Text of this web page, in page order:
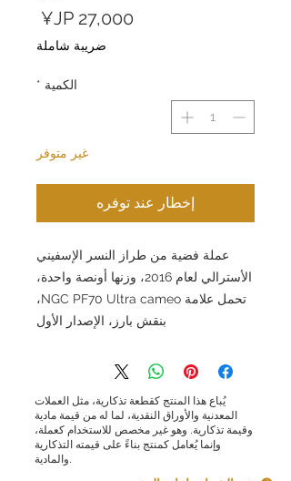
ضريبة شاملة
الكمية *
غير متوفر
إخطار عند توفره
عملة فضية من طراز النسر الإسفيني
الأسترالي لعام 2016، وزنها أونصة واحدة،
تحمل علامة NGC PF70 Ultra cameo،
بنقش بارز، الإصدار الأول
يُباع هذا المنتج كقطعة تذكارية، مثل العملات
المعدنية والأوراق النقدية، لما له من قيمة مادية
وقيمة تذكارية. وهو غير مخصص للاستخدام كعملة،
وإنما يُعامل كمنتج بناءً على قيمته التذكارية